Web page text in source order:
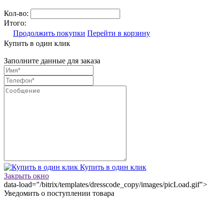
Кол-во:
Итого:
Продолжить покупки Перейти в корзину
Купить в один клик
Заполните данные для заказа
Купить в один клик
Закрыть окно
data-load="/bitrix/templates/dresscode_copy/images/picLoad.gif">
Уведомить о поступлении товара